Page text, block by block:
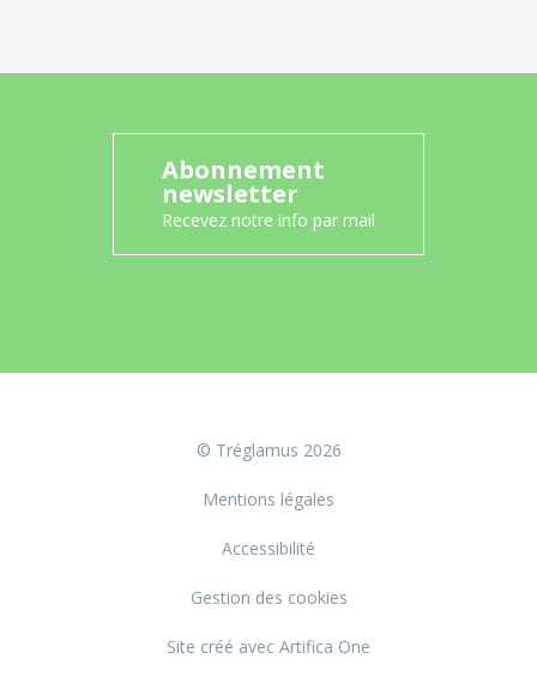
Abonnement
newsletter
Recevez notre info par mail
© Tréglamus 2026
Mentions légales
Accessibilité
Gestion des cookies
Site créé avec Artifica One